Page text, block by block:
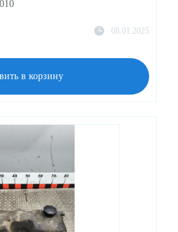
08.01.2025
в корзину